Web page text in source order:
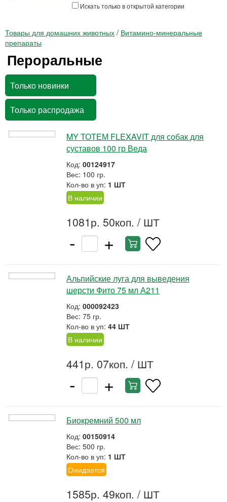
Искать только в открытой категории
Товары для домашних животных / Витамино-минеральные
препараты
Пероральные
Только новинки
Только распродажа
MY ТОТЕМ FLEXAVIT для собак для
суставов 100 гр Веда
Код: 00124917
Вес: 100 гр.
Кол-во в уп: 1 ШТ
В наличии
1081р. 50коп. / ШТ
- +
Альпийские луга для выведения
шерсти Фито 75 мл А211
Код: 000092423
Вес: 75 гр.
Кол-во в уп: 44 ШТ
В наличии
441р. 07коп. / ШТ
- +
Биокремний 500 мл
Код: 00150914
Вес: 500 гр.
Кол-во в уп: 1 ШТ
Ожидается
1585р. 49коп. / ШТ